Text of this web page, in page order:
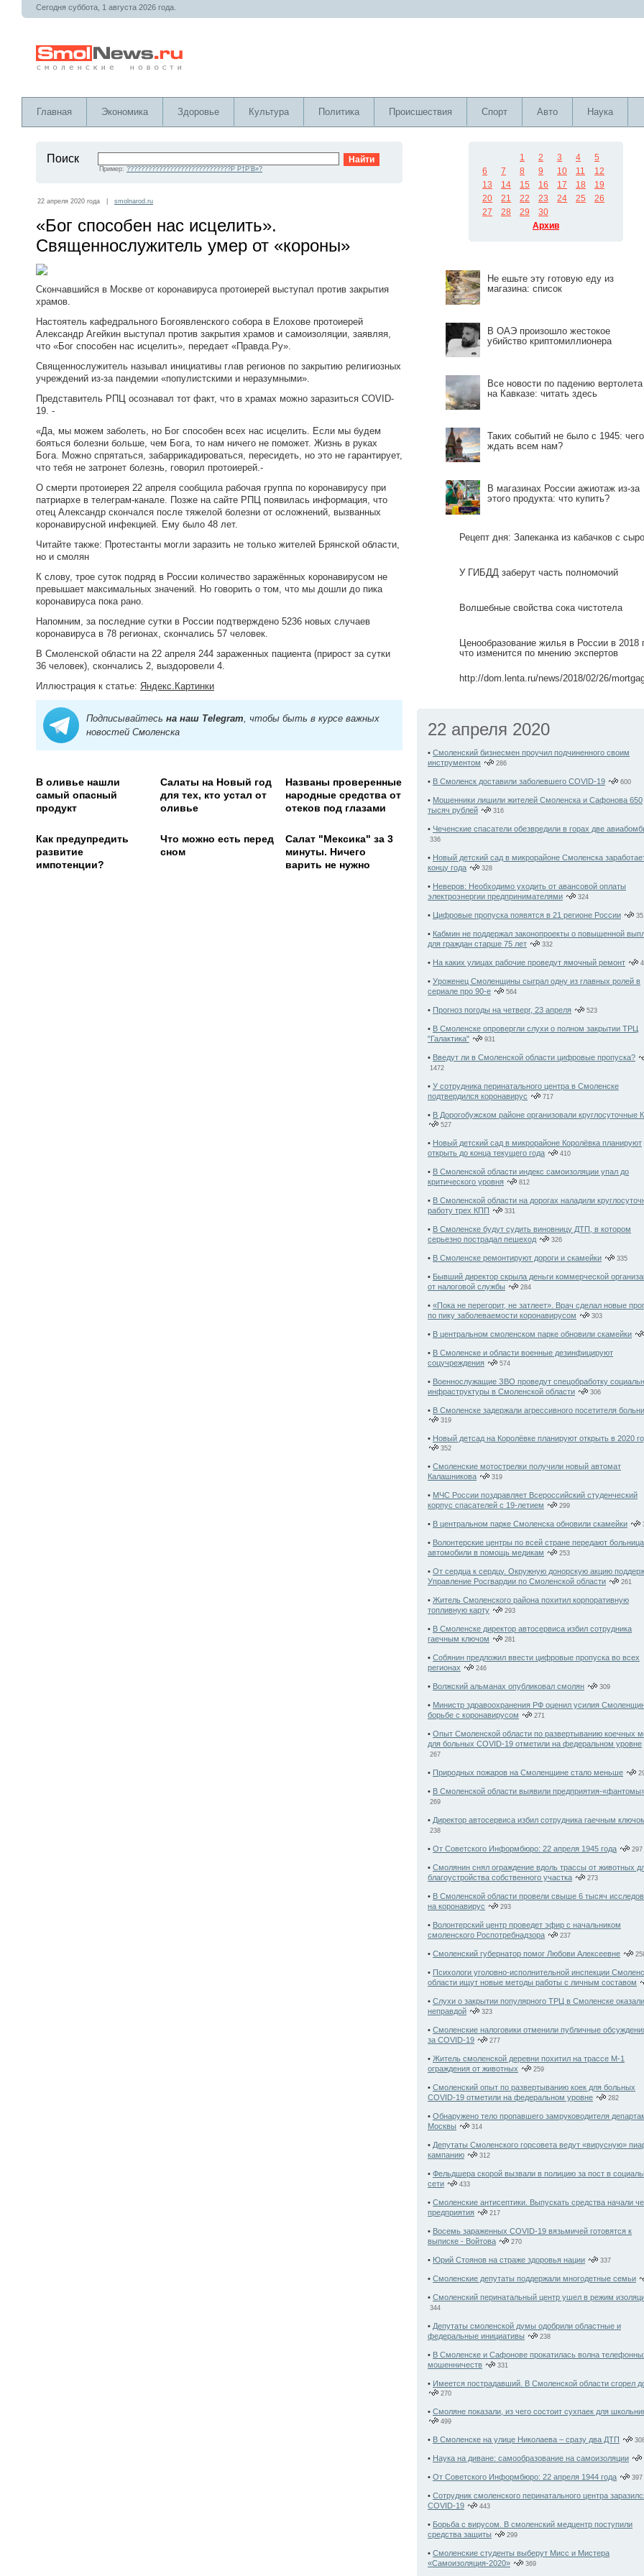
Сегодня суббота, 1 августа 2026 года.
Главная Экономика Здоровье Культура Политика Происшествия Спорт Авто Наука
Поиск
Пример: ?????????????????????????????Р Р†Р’В»?
22 апреля 2020 года | smolnarod.ru
«Бог способен нас исцелить».
Священнослужитель умер от «короны»
Скончавшийся в Москве от коронавируса протоиерей выступал против закрытия
храмов.
Настоятель кафедрального Богоявленского собора в Елохове протоиерей
Александр Агейкин выступал против закрытия храмов и самоизоляции, заявляя,
что «Бог способен нас исцелить», передает «Правда.Ру».
Священнослужитель называл инициативы глав регионов по закрытию религиозных
учреждений из-за пандемии «популистскими и неразумными».
Представитель РПЦ осознавал тот факт, что в храмах можно заразиться COVID-
19. -
«Да, мы можем заболеть, но Бог способен всех нас исцелить. Если мы будем
бояться болезни больше, чем Бога, то нам ничего не поможет. Жизнь в руках
Бога. Можно спрятаться, забаррикадироваться, пересидеть, но это не гарантирует,
что тебя не затронет болезнь, говорил протоиерей.-
О смерти протоиерея 22 апреля сообщила рабочая группа по коронавирусу при
патриархе в телеграм-канале. Позже на сайте РПЦ появилась информация, что
отец Александр скончался после тяжелой болезни от осложнений, вызванных
коронавирусной инфекцией. Ему было 48 лет.
Читайте также: Протестанты могли заразить не только жителей Брянской области,
но и смолян
К слову, трое суток подряд в России количество заражённых коронавирусом не
превышает максимальных значений. Но говорить о том, что мы дошли до пика
коронавируса пока рано.
Напомним, за последние сутки в России подтверждено 5236 новых случаев
коронавируса в 78 регионах, скончались 57 человек.
В Смоленской области на 22 апреля 244 зараженных пациента (прирост за сутки
36 человек), скончались 2, выздоровели 4.
Иллюстрация к статье: Яндекс.Картинки
Подписывайтесь на наш Telegram, чтобы быть в курсе важных
новостей Смоленска
В оливье нашли
самый опасный
продукт
Салаты на Новый год
для тех, кто устал от
оливье
Названы проверенные
народные средства от
отеков под глазами
Как предупредить
развитие
импотенции?
Что можно есть перед
сном
Салат "Мексика" за 3
минуты. Ничего
варить не нужно
1 2 3 4
5
6
7 8 9 10 11
12
13
14 15 16 17 18
19
20
21 22 23 24 25
26
27
28 29
30
Архив
Не ешьте эту готовую еду из
магазина: список
В ОАЭ произошло жестокое
убийство криптомиллионера
Все новости по падению вертолета
на Кавказе: читать здесь
Таких событий не было с 1945: чего
ждать всем нам?
В магазинах России ажиотаж из-за
этого продукта: что купить?
Рецепт дня: Запеканка из кабачков с
У ГИБДД заберут часть полномочий
Волшебные свойства сока чистотела
Ценообразование жилья в России в 2018
что изменится по мнению экспертов
http://dom.lenta.ru/news/2018/02/26/
22 апреля 2020
• Смоленский бизнесмен проучил подчиненного своим
инструментом
286
• В Смоленск доставили заболевшего COVID-19 600
• Мошенники лишили жителей Смоленска и Сафонова 650
тысяч рублей
316
• Чеченские спасатели обезвредили в горах две
336
• Новый детский сад в микрорайоне Смоленска
концу года
328
• Неверов: Необходимо уходить от авансовой оплаты
электроэнергии предпринимателями
324
• Цифровые пропуска появятся в 21 регионе России
• Кабмин не поддержал законопроекты о повышенной
для граждан старше 75 лет
332
• На каких улицах рабочие проведут ямочный ремонт
• Уроженец Смоленщины сыграл одну из главных ролей в
сериале про 90-е
564
• Прогноз погоды на четверг, 23 апреля 523
• В Смоленске опровергли слухи о полном закрытии ТРЦ
"Галактика"
931
• Введут ли в Смоленской области цифровые пропуска?
1472
• У сотрудника перинатального центра в Смоленске
подтвердился коронавирус
717
• В Дорогобужском районе организовали круглосуточные
527
• Новый детский сад в микрорайоне Королёвка планируют
открыть до конца текущего года
410
• В Смоленской области индекс самоизоляции упал до
критического уровня
812
• В Смоленской области на дорогах наладили
работу трех КПП
331
• В Смоленске будут судить виновницу ДТП, в котором
серьезно пострадал пешеход
326
• В Смоленске ремонтируют дороги и скамейки 335
• Бывший директор скрыла деньги коммерческой
от налоговой службы
284
• «Пока не перегорит, не затлеет». Врач сделал новые
по пику заболеваемости коронавирусом
303
• В центральном смоленском парке обновили скамейки
• В Смоленске и области военные дезинфицируют
соцучреждения
574
• Военнослужащие ЗВО проведут спецобработку
инфраструктуры в Смоленской области
306
• В Смоленске задержали агрессивного посетителя
319
• Новый детсад на Королёвке планируют открыть в 2020
352
• Смоленские мотострелки получили новый автомат
Калашникова
319
• МЧС России поздравляет Всероссийский студенческий
корпус спасателей с 19-летием
299
• В центральном парке Смоленска обновили скамейки
• Волонтерские центры по всей стране передают
автомобили в помощь медикам
253
• От сердца к сердцу. Окружную донорскую акцию
Управление Росгвардии по Смоленской области
261
• Житель Смоленского района похитил корпоративную
топливную карту
293
• В Смоленске директор автосервиса избил сотрудника
гаечным ключом
281
• Собянин предложил ввести цифровые пропуска во всех
регионах
246
• Волжский альманах опубликовал смолян 309
• Министр здравоохранения РФ оценил усилия
борьбе с коронавирусом
271
• Опыт Смоленской области по развертыванию коечных
для больных COVID-19 отметили на федеральном уровне
267
• Природных пожаров на Смоленщине стало меньше
• В Смоленской области выявили предприятия-
269
• Директор автосервиса избил сотрудника гаечным
238
• От Советского Информбюро: 22 апреля 1945 года 297
• Смолянин снял ограждение вдоль трассы от животных
благоустройства собственного участка
273
• В Смоленской области провели свыше 6 тысяч
на коронавирус
293
• Волонтерский центр проведет эфир с начальником
смоленского Роспотребнадзора
237
• Смоленский губернатор помог Любови Алексеевне
• Психологи уголовно-исполнительной инспекции
области ищут новые методы работы с личным составом
• Слухи о закрытии популярного ТРЦ в Смоленске
неправдой
323
• Смоленские налоговики отменили публичные
за COVID-19
277
• Житель смоленской деревни похитил на трассе М-1
ограждения от животных
259
• Смоленский опыт по развертыванию коек для больных
COVID-19 отметили на федеральном уровне
282
• Обнаружено тело пропавшего замруководителя
Москвы
314
• Депутаты Смоленского горсовета ведут «вирусную»
кампанию
312
• Фельдшера скорой вызвали в полицию за пост в
сети
433
• Смоленские антисептики. Выпускать средства начали
предприятия
217
• Восемь зараженных COVID-19 вязьмичей готовятся к
выписке - Войтова
270
• Юрий Стоянов на страже здоровья нации 337
• Смоленские депутаты поддержали многодетные семьи
• Смоленский перинатальный центр ушел в режим
344
• Депутаты смоленской думы одобрили областные и
федеральные инициативы
238
• В Смоленске и Сафонове прокатилась волна
мошенничеств
331
• Имеется пострадавший. В Смоленской области сгорел
270
• Смоляне показали, из чего состоит сухпаек для
499
• В Смоленске на улице Николаева – сразу два ДТП
• Наука на диване: самообразование на самоизоляции
• От Советского Информбюро: 22 апреля 1944 года 397
• Сотрудник смоленского перинатального центра
COVID-19
443
• Борьба с вирусом. В смоленский медцентр поступили
средства защиты
299
• Смоленские студенты выберут Мисс и Мистера
«Самоизоляция-2020»
369